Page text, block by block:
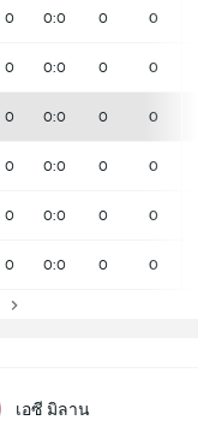
0 0:0 0 0
0 0:0 0 0
0 0:0 0 0
0 0:0 0 0
0 0:0 0 0
0 0:0 0 0
เอซี มิลาน